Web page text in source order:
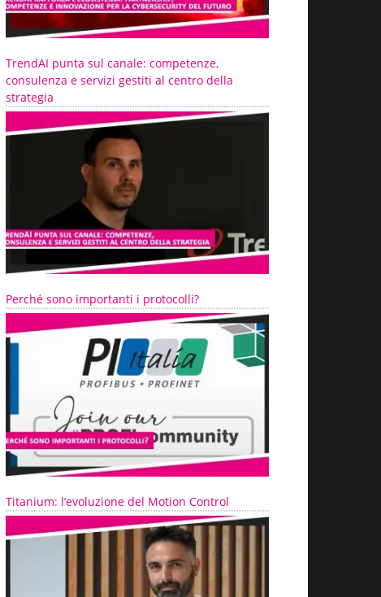
TrendAI punta sul canale: competenze,
consulenza e servizi gestiti al centro della
strategia
Perché sono importanti i protocolli?
Titanium: l’evoluzione del Motion Control